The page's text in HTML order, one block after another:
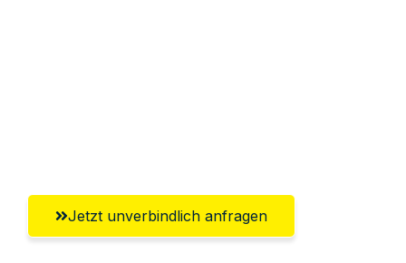
Jetzt unverbindlich anfragen